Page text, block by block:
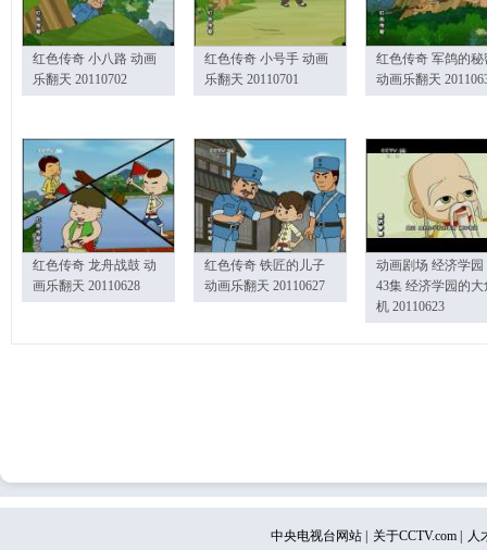
红色传奇 小八路 动画
乐翻天 20110702
红色传奇 小号手 动画
乐翻天 20110701
红色传奇 军鸽的秘
动画乐翻天
红色传奇 龙舟战鼓 动
画乐翻天 20110628
红色传奇 铁匠的儿子
动画乐翻天 20110627
动画剧场 经济学园
43集 经济学园的大
机 20110623
中央电视台网站 关于CCTV.com 人